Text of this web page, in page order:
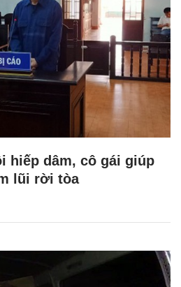
hiếp dâm, cô gái giúp
lũi rời tòa